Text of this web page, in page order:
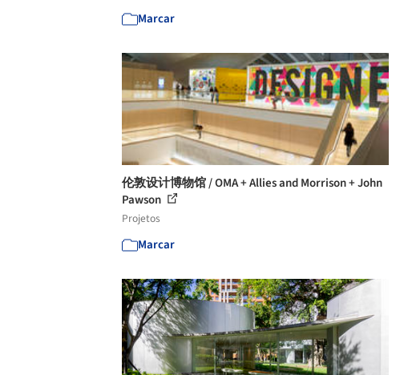
Marcar
伦敦设计博物馆 / OMA + Allies and Morrison + John
Pawson
Projetos
Marcar